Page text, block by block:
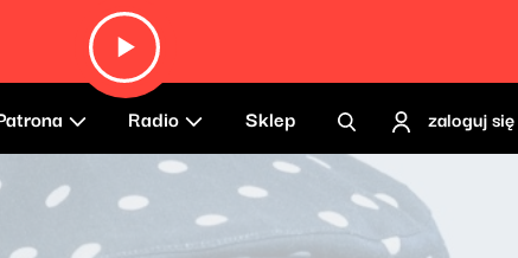
Radio Sklep zaloguj się